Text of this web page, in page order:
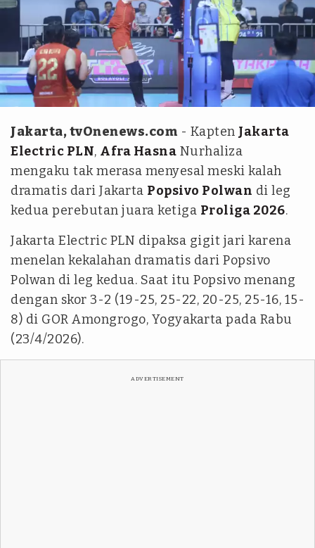
PBVSI
Jakarta, tvOnenews.com - Kapten Jakarta
Electric PLN, Afra Hasna Nurhaliza
mengaku tak merasa menyesal meski kalah
dramatis dari Jakarta Popsivo Polwan di leg
kedua perebutan juara ketiga Proliga 2026.
Jakarta Electric PLN dipaksa gigit jari karena
menelan kekalahan dramatis dari Popsivo
Polwan di leg kedua. Saat itu Popsivo menang
dengan skor 3-2 (19-25, 25-22, 20-25, 25-16, 15-
8) di GOR Amongrogo, Yogyakarta pada Rabu
(23/4/2026).
ADVERTISEMENT